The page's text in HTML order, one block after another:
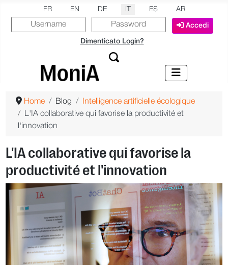
Seleziona la tua lingua
FR EN DE ES AR
Accedi
Dimenticato Login?
Home Blog
Intelligence artificielle écologique
L'IA collaborative qui favorise la productivité et
l'innovation
L'IA collaborative qui favorise la
productivité et l'innovation